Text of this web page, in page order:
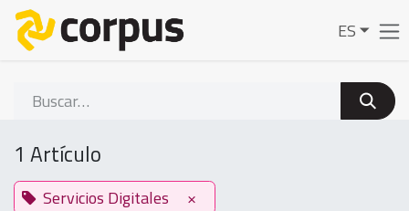
Ir al contenido
ES
1 Artículo
Servicios Digitales ×